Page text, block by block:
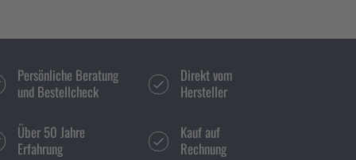
Persönliche Beratung
und Bestellcheck
Direkt vom
Hersteller
Über 50 Jahre
Erfahrung
Kauf auf
Rechnung